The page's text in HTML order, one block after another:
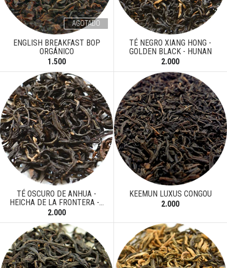
AGOTADO
ENGLISH BREAKFAST BOP
ORGÁNICO
1.500
TÉ NEGRO XIANG HONG -
GOLDEN BLACK - HUNAN
2.000
TÉ OSCURO DE ANHUA -
HEICHA DE LA FRONTERA -...
2.000
KEEMUN LUXUS CONGOU
2.000